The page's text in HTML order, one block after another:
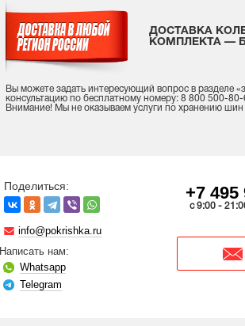
ДОСТАВКА
КОМПЛЕКТА —
Вы можете задать интересующий вопрос в разделе «
консультацию по бесплатному номеру: 8 800 500-80-
Внимание! Мы не оказываем услуги по хранению
Поделиться:
info@pokrishka.ru
Написать нам:
Whatsapp
Telegram
+7 495
c 9:00 -